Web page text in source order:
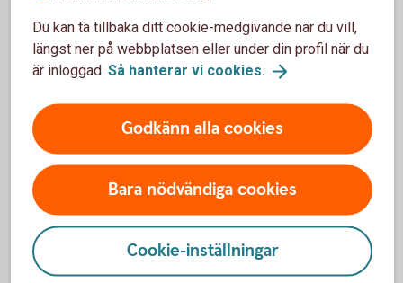
Swish med QR-kod och instruktionsfilmer
(swish.nu)
Skanna QR-kod
När du skannar en QR-kod slipper du knappa in personens
telefon- eller Swish-nummer. Följ stegen:
Tryck på knappen “Skanna”.
Rikta kameran mot QR-koden.
Du kan ta tillbaka ditt cookie-medgivande när du vill,
längst ner på webbplatsen eller under din profil när du
är inloggad. Så hanterar vi cookies.
Godkänn alla cookies
Bara nödvändiga cookies
Cookie-inställningar